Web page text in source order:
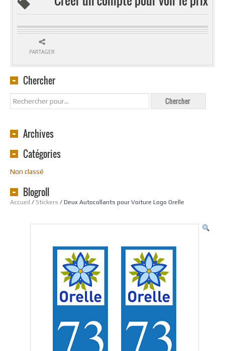
Accueil / Stickers / Deux Autocollants pour Voiture Logo Orelle
PARTAGER
Chercher
Archives
Catégories
Non classé
Blogroll